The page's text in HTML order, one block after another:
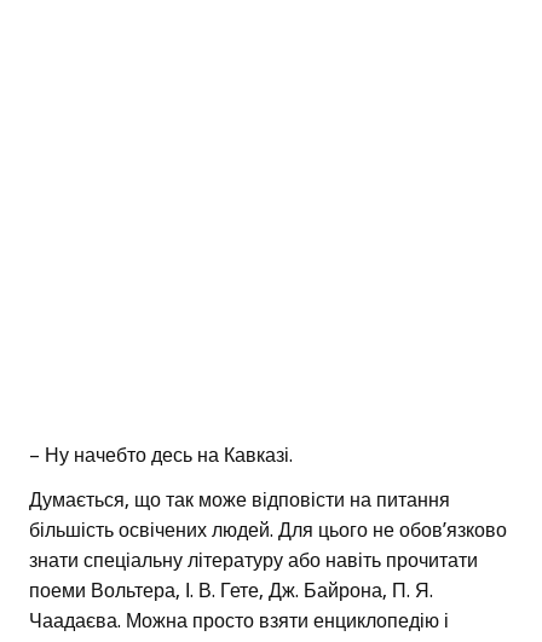
– Ну начебто десь на Кавказі.
Думається, що так може відповісти на питання
більшість освічених людей. Для цього не обов’язково
знати спеціальну літературу або навіть прочитати
поеми Вольтера, І. В. Гете, Дж. Байрона, П. Я.
Чаадаєва. Можна просто взяти енциклопедію і